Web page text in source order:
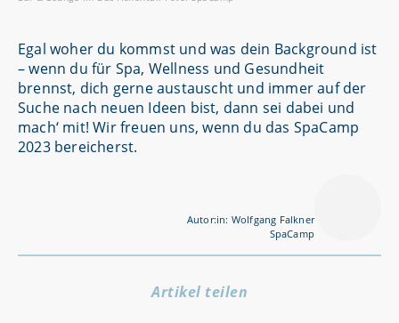
Egal woher du kommst und was dein Background ist
– wenn du für Spa, Wellness und Gesundheit
brennst, dich gerne austauscht und immer auf der
Suche nach neuen Ideen bist, dann sei dabei und
mach‘ mit! Wir freuen uns, wenn du das SpaCamp
2023 bereicherst.
Autor:in: Wolfgang Falkner
SpaCamp
Artikel teilen